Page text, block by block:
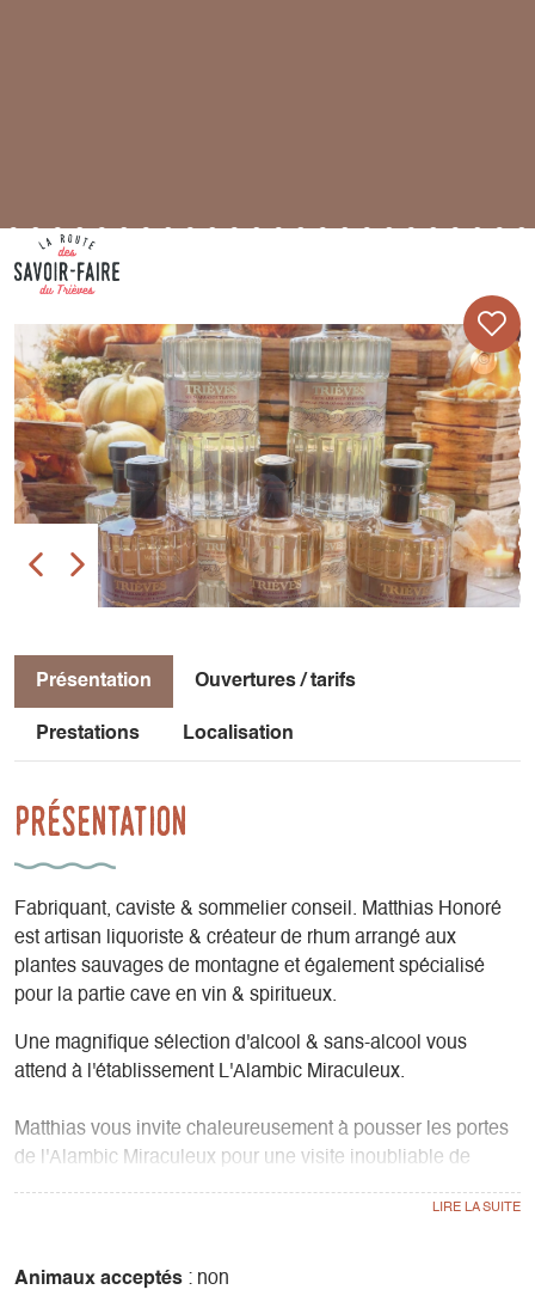
Présentation Ouvertures / tarifs
Prestations Localisation
Présentation
Fabriquant, caviste & sommelier conseil. Matthias Honoré
est artisan liquoriste & créateur de rhum arrangé aux
plantes sauvages de montagne et également spécialisé
pour la partie cave en vin & spiritueux.
Une magnifique sélection d'alcool & sans-alcool vous
attend à l'établissement L'Alambic Miraculeux.
Matthias vous invite chaleureusement à pousser les portes
de l'Alambic Miraculeux pour une visite inoubliable de
aura le plaisir de partager avec vous sa passion et son
fabrication de sa liqueur de plantes 'Vercors' (Médaille
Animaux acceptés : non